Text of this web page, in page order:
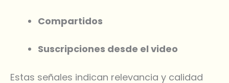
Compartidos
Suscripciones desde el video
Estas señales indican relevancia y calidad